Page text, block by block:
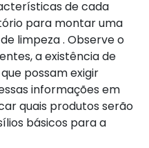
de cada
para montar uma
limpeza . Observe o
a existência de
possam exigir
informações em
quais produtos serão
básicos para a